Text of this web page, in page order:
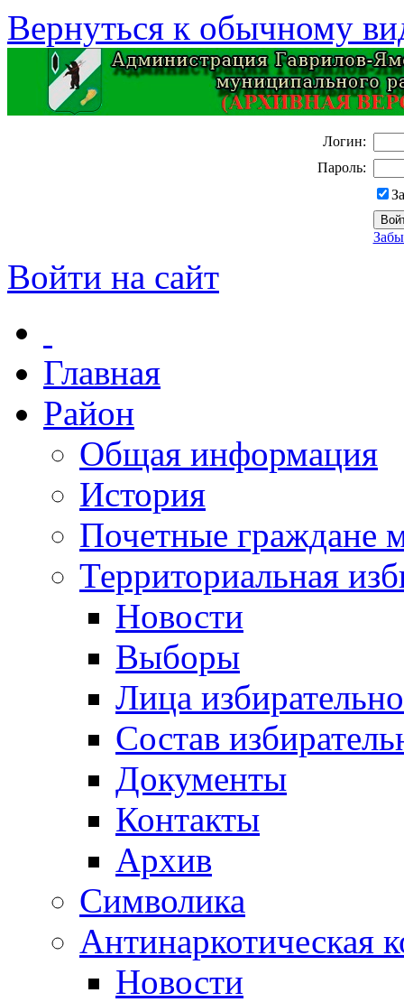
Вернуться к обычному
Логин:
Пароль:
Войти на сайт
Главная
Район
Общая информация
История
Почетные граждане
Территориальная
Новости
Выборы
Лица
Состав
Документы
Контакты
Архив
Символика
Антинаркотическая
Новости